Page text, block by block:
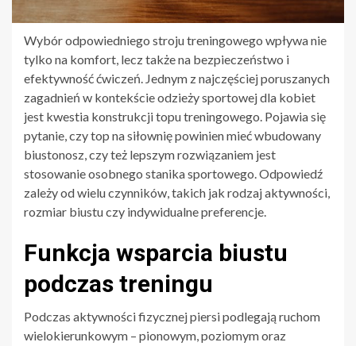
Wybór odpowiedniego stroju treningowego wpływa nie
tylko na komfort, lecz także na bezpieczeństwo i
efektywność ćwiczeń. Jednym z najczęściej poruszanych
zagadnień w kontekście odzieży sportowej dla kobiet
jest kwestia konstrukcji topu treningowego. Pojawia się
pytanie, czy top na siłownię powinien mieć wbudowany
biustonosz, czy też lepszym rozwiązaniem jest
stosowanie osobnego stanika sportowego. Odpowiedź
zależy od wielu czynników, takich jak rodzaj aktywności,
rozmiar biustu czy indywidualne preferencje.
Funkcja wsparcia biustu
podczas treningu
Podczas aktywności fizycznej piersi podlegają ruchom
wielokierunkowym – pionowym, poziomym oraz